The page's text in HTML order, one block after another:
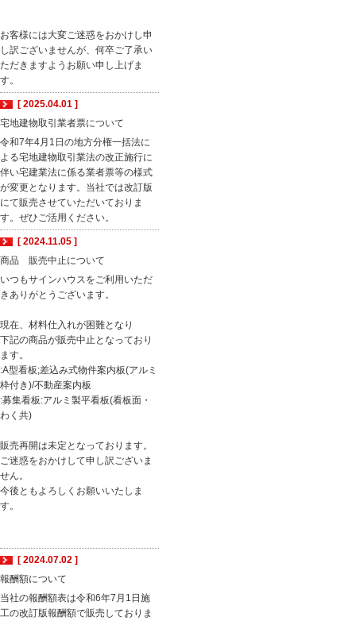
お客様には大変ご迷惑をおかけし申
し訳ございませんが、何卒ご了承い
ただきますようお願い申し上げま
す。
[ 2025.04.01 ]
宅地建物取引業者票について
令和7年4月1日の地方分権一括法に
よる宅地建物取引業法の改正施行に
伴い宅建業法に係る業者票等の様式
が変更となります。当社では改訂版
にて販売させていただいておりま
す。ぜひご活用ください。
[ 2024.11.05 ]
商品 販売中止について
いつもサインハウスをご利用いただ
きありがとうございます。
現在、材料仕入れが困難となり
下記の商品が販売中止となっており
ます。
:A型看板;差込み式物件案内板(アルミ
枠付き)/不動産案内板
:募集看板:アルミ製平看板(看板面・
わく共)
販売再開は未定となっております。
ご迷惑をおかけして申し訳ございま
せん。
今後ともよろしくお願いいたしま
す。
[ 2024.07.02 ]
報酬額について
当社の報酬額表は令和6年7月1日施
工の改訂版報酬額で販売しておりま